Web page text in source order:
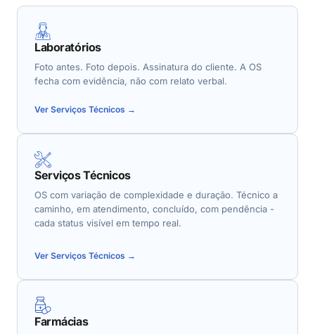
Laboratórios
Foto antes. Foto depois. Assinatura do cliente. A OS
fecha com evidência, não com relato verbal.
Ver Serviços Técnicos →
Serviços Técnicos
OS com variação de complexidade e duração. Técnico a
caminho, em atendimento, concluído, com pendência -
cada status visível em tempo real.
Ver Serviços Técnicos →
Farmácias